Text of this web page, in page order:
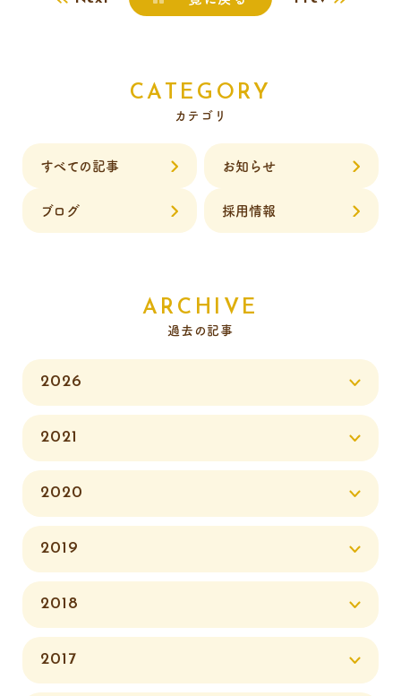
CATEGORY
カテゴリ
すべての記事 お知らせ
ブログ 採用情報
ARCHIVE
過去の記事
2026
2021
2020
2019
2018
2017